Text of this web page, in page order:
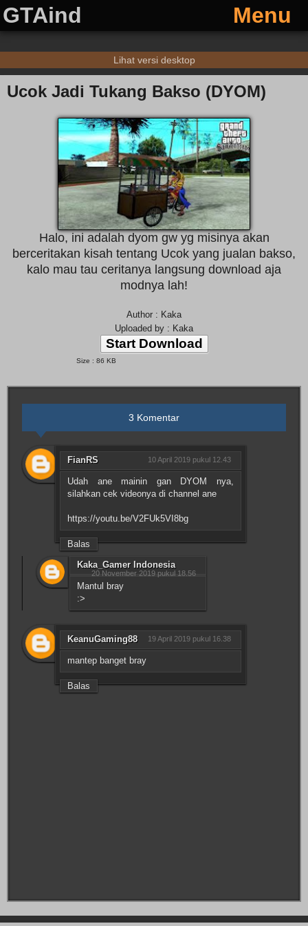
GTAind Menu
Lihat versi desktop
Ucok Jadi Tukang Bakso (DYOM)
Halo, ini adalah dyom gw yg misinya akan
berceritakan kisah tentang Ucok yang jualan bakso,
kalo mau tau ceritanya langsung download aja
modnya lah!
Author : Kaka
Uploaded by : Kaka
Start Download
Size : 86 KB
3 Komentar
FianRS 10 April 2019 pukul 12.43
Udah ane mainin gan DYOM nya,
silahkan cek videonya di channel ane
https://youtu.be/V2FUk5VI8bg
Balas
Kaka_Gamer Indonesia
20 November 2019 pukul 18.56
Mantul bray
:>
KeanuGaming88 19 April 2019 pukul 16.38
mantep banget bray
Balas